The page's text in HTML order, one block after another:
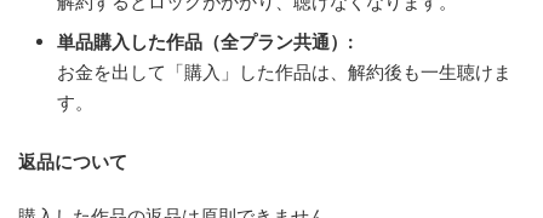
単品購入した作品（全プラン共通）:
お金を出して「購入」した作品は、解約後も一生聴けま
す。
返品について